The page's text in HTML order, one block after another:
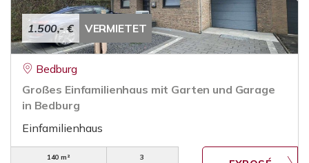
1.500,- € VERMIETET
Bedburg
Großes Einfamilienhaus mit Garten und Garage
in Bedburg
Einfamilienhaus
140 m²
3